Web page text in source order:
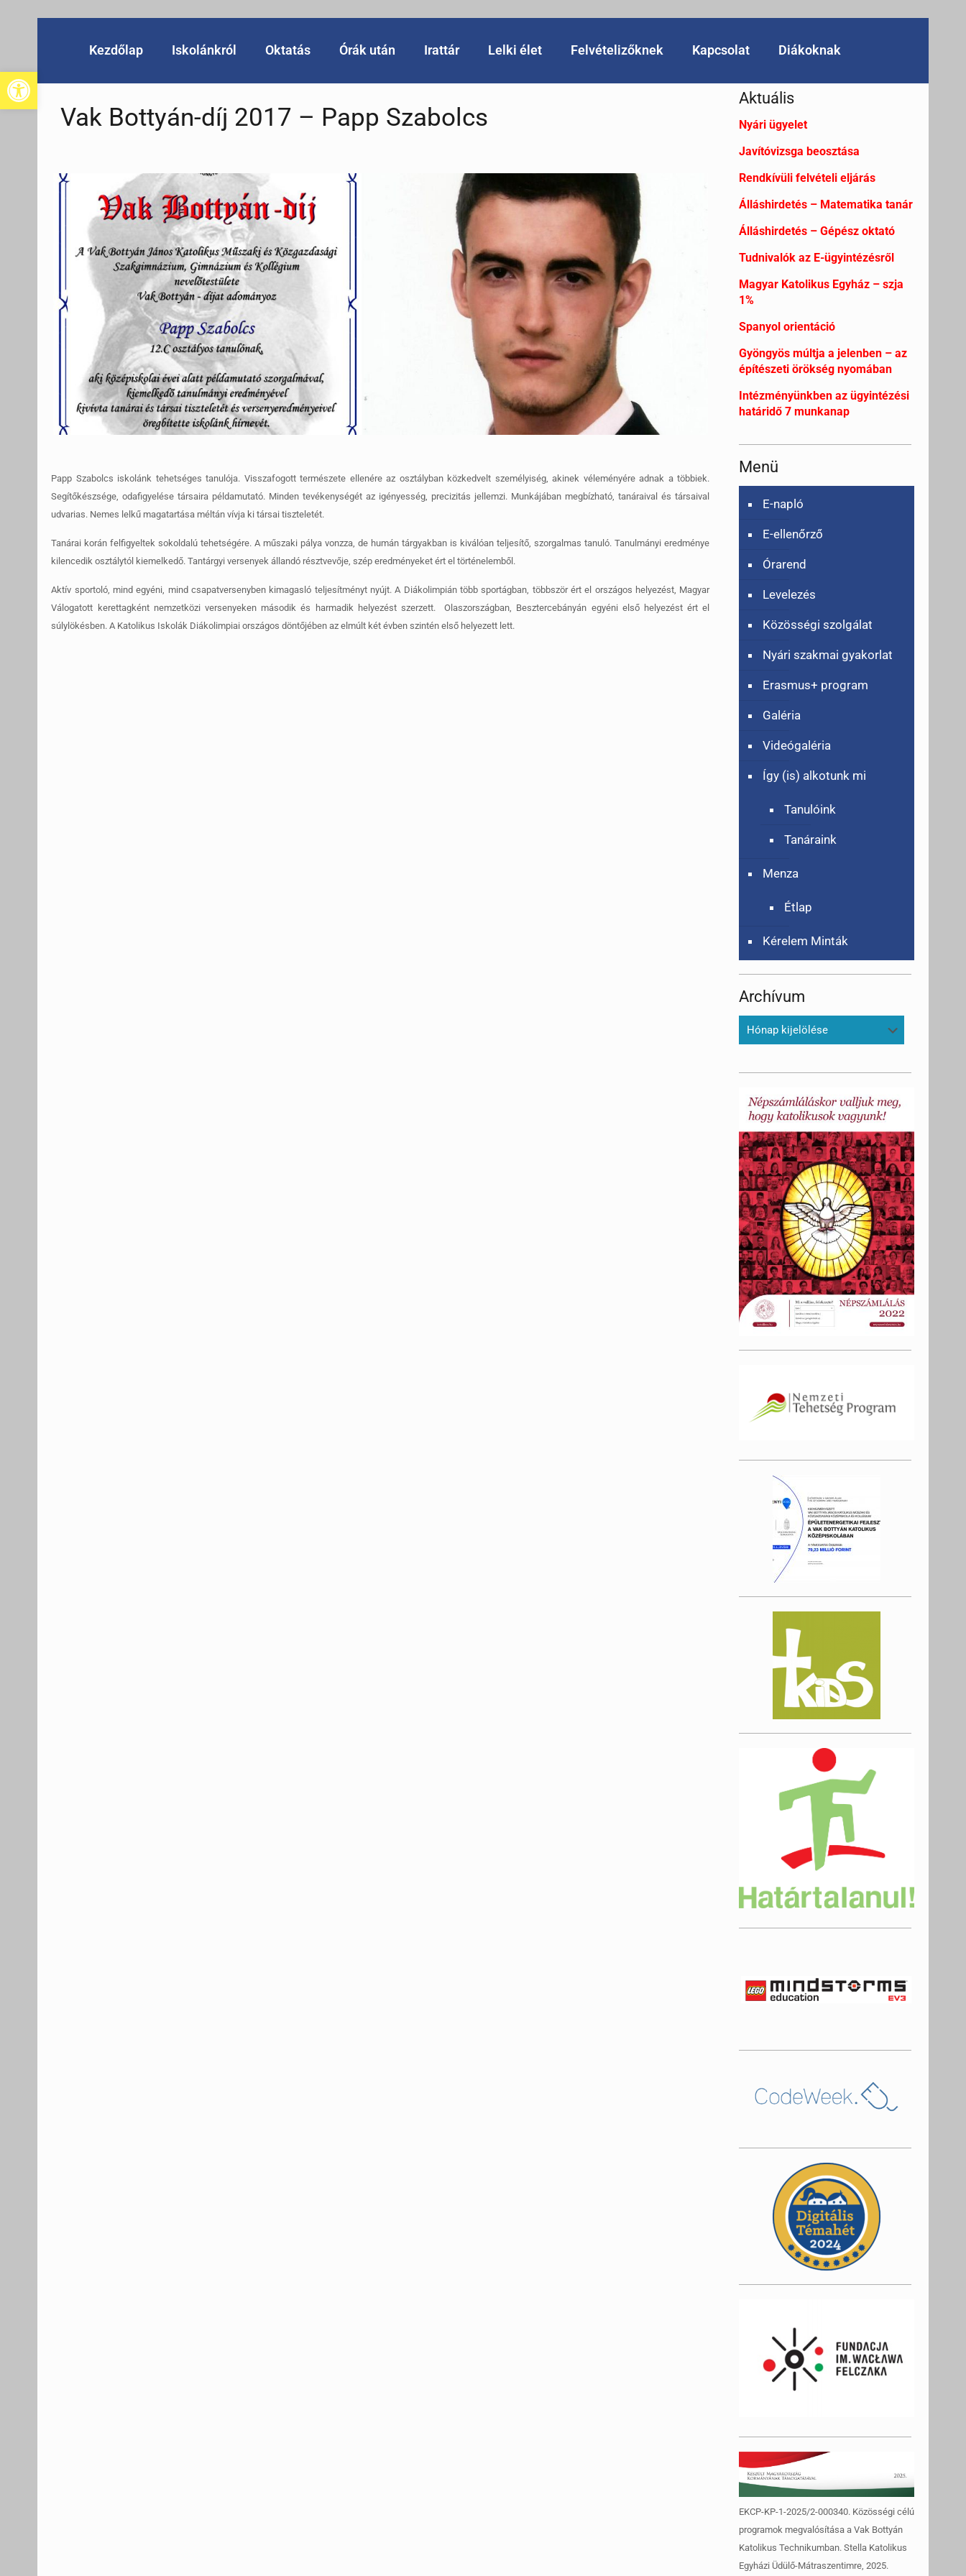
Eszköztár megnyitása
Kezdőlap Iskolánkról Oktatás Órák után Irattár Lelki élet Felvételizőknek Kapcsolat Diákoknak
Vak Bottyán-díj 2017 – Papp Szabolcs
Papp Szabolcs iskolánk tehetséges tanulója. Visszafogott természete ellenére az osztályban közkedvelt személyiség, akinek véleményére adnak a többiek.
Segítőkészsége, odafigyelése társaira példamutató. Minden tevékenységét az igényesség, precizitás jellemzi. Munkájában megbízható, tanáraival és társaival
udvarias. Nemes lelkű magatartása méltán vívja ki társai tiszteletét.
Tanárai korán felfigyeltek sokoldalú tehetségére. A műszaki pálya vonzza, de humán tárgyakban is kiválóan teljesítő, szorgalmas tanuló. Tanulmányi eredménye
kilencedik osztálytól kiemelkedő. Tantárgyi versenyek állandó résztvevője, szép eredményeket ért el történelemből.
Aktív sportoló, mind egyéni, mind csapatversenyben kimagasló teljesítményt nyújt. A Diákolimpián több sportágban, többször ért el országos helyezést, Magyar
Válogatott kerettagként nemzetközi versenyeken második és harmadik helyezést szerzett. Olaszországban, Besztercebányán egyéni első helyezést ért el
súlylökésben. A Katolikus Iskolák Diákolimpiai országos döntőjében az elmúlt két évben szintén első helyezett lett.
Aktuális
Nyári ügyelet
Javítóvizsga beosztása
Rendkívüli felvételi eljárás
Álláshirdetés – Matematika tanár
Álláshirdetés – Gépész oktató
Tudnivalók az E-ügyintézésről
Magyar Katolikus Egyház – szja
1%
Spanyol orientáció
Gyöngyös múltja a jelenben – az
építészeti örökség nyomában
Intézményünkben az ügyintézési
határidő 7 munkanap
Menü
E-napló
E-ellenőrző
Órarend
Levelezés
Közösségi szolgálat
Nyári szakmai gyakorlat
Erasmus+ program
Galéria
Videógaléria
Így (is) alkotunk mi
Tanulóink
Tanáraink
Menza
Étlap
Kérelem Minták
Archívum
Archívum
EKCP-KP-1-2025/2-000340. Közösségi célú
programok megvalósítása a Vak Bottyán
Katolikus Technikumban. Stella Katolikus
Egyházi Üdülő-Mátraszentimre, 2025.